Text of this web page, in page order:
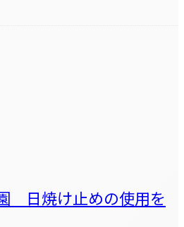
日焼け止めの使用を